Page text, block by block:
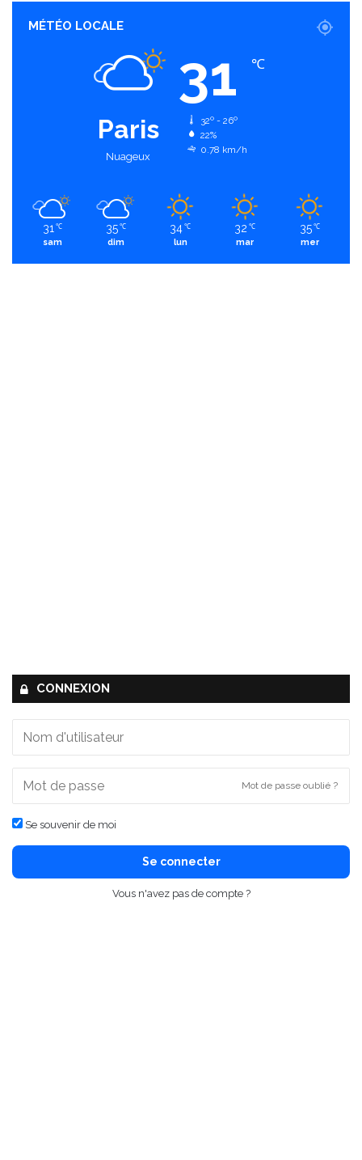
MÉTÉO LOCALE
Paris
Nuageux
31 ℃
32º - 26º
22%
0.78 km/h
31 ℃
sam
35 ℃
dim
34 ℃
lun
32 ℃
mar
35 ℃
mer
CONNEXION
Mot de passe oublié ?
Se souvenir de moi
Se connecter
Vous n'avez pas de compte ?